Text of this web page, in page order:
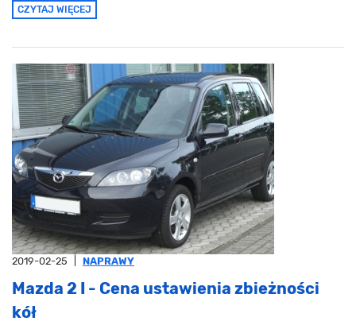
CZYTAJ WIĘCEJ
2019-02-25 NAPRAWY
Mazda 2 I - Cena ustawienia zbieżności
kół